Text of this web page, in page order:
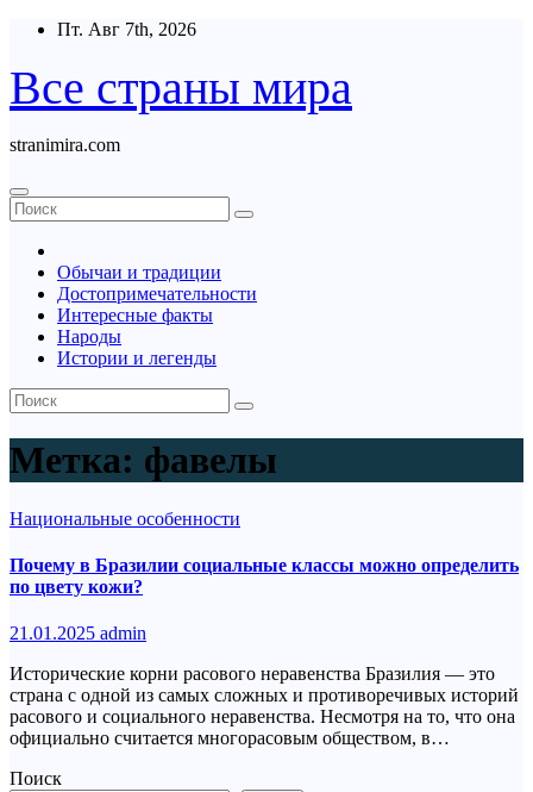
Перейти
содержимому
Пт. Авг 7th, 2026
Все страны мира
stranimira.com
Обычаи и традиции
Достопримечательности
Интересные факты
Народы
Истории и легенды
Метка: фавелы
Национальные особенности
Почему в Бразилии социальные классы можно определить
по цвету кожи?
21.01.2025 admin
Исторические корни расового неравенства Бразилия — это
страна с одной из самых сложных и противоречивых историй
расового и социального неравенства. Несмотря на то, что она
официально считается многорасовым обществом, в…
Поиск